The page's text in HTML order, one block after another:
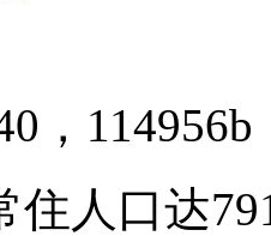
，114956b
住人口达